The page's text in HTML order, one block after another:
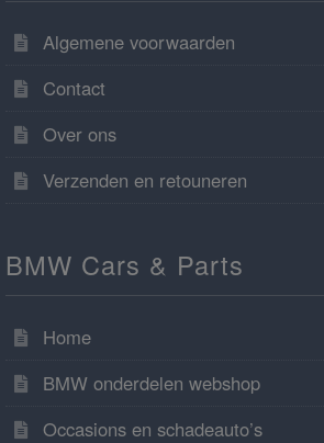
Algemene voorwaarden
Contact
Over ons
Verzenden en retouneren
BMW Cars & Parts
Home
BMW onderdelen webshop
Occasions en schadeauto’s